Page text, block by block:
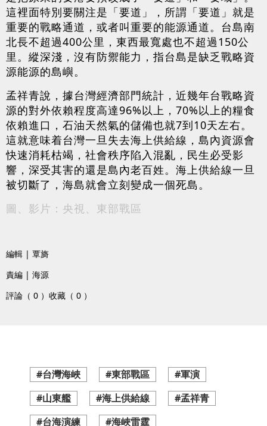
這裡面特別要關注是「要道」，所謂「要道」就是
重要的戰略通道，或者叫重要的能源通道。台島南
北長不超過400公里，東西最寬處也不超過150公
里。縱深淺，沒有防禦能力，指台島是缺乏戰略資
源能源的島嶼。
孟祥青說，據台灣經濟部門統計，近幾年台戰略資
源的對外依賴程度高達96%以上，70%以上的糧食
依賴進口，石油天然氣的儲備也就7到10天左右。
這就意味着台灣一旦失去海上供給線，島內資源會
快速消耗枯竭，社會秩序陷入混亂，民生必受影
響，深受其害的還是島內老百姓。海上供給線一旦
被切斷了，海島就會立刻變成一個死島。
圖、影片：央視、東部戰區
編輯 | 覃旖
責編 | 海源
評論（ 0 ） 收藏（ 0 ）
#台灣海峽 #東部戰區
#軍演
#山東艦
#海上供給線
#孟祥青
#台海演練
#海峽雷霆